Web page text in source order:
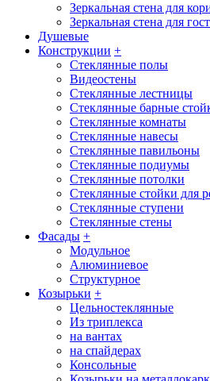
Зеркальная стена для
Зеркальная стена для
Душевые
Конструкции +
Стеклянные полы
Видеостены
Стеклянные лестницы
Стеклянные барные
Стеклянные комнаты
Стеклянные навесы
Стеклянные павильоны
Стеклянные подиумы
Стеклянные потолки
Стеклянные стойки для
Стеклянные ступени
Стеклянные стены
Фасады +
Модульное
Алюминиевое
Структурное
Козырьки +
Цельностеклянные
Из триплекса
на вантах
на спайдерах
Консольные